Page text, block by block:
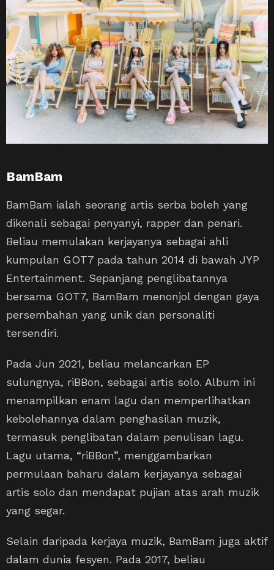
BamBam
BamBam ialah seorang artis serba boleh yang
dikenali sebagai penyanyi, rapper dan penari.
Beliau memulakan kerjayanya sebagai ahli
kumpulan GOT7 pada tahun 2014 di bawah JYP
Entertainment. Sepanjang penglibatannya
bersama GOT7, BamBam menonjol dengan gaya
persembahan yang unik dan personaliti
tersendiri.
Pada Jun 2021, beliau melancarkan EP
sulungnya, riBBon, sebagai artis solo. Album ini
menampilkan enam lagu dan memperlihatkan
kebolehannya dalam penghasilan muzik,
termasuk penglibatan dalam penulisan lagu.
Lagu utama, “riBBon”, menggambarkan
permulaan baharu dalam kerjayanya sebagai
artis solo dan mendapat pujian atas arah muzik
yang segar.
Selain daripada kerjaya muzik, BamBam juga aktif
dalam dunia fesyen. Pada 2017, beliau